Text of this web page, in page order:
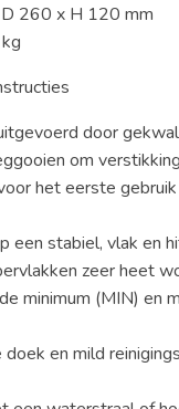
260 x H 120 mm
door
om
het eerste
een stabiel, vlak
zeer heet
minimum (MIN) en
en mild